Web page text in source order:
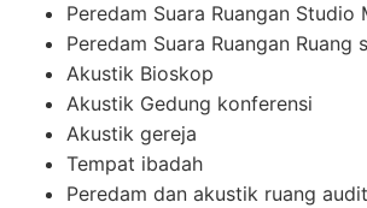
Peredam Suara Ruangan Studio
Peredam Suara Ruangan Ruang
Akustik Bioskop
Akustik Gedung konferensi
Akustik gereja
Tempat ibadah
Peredam dan akustik ruang